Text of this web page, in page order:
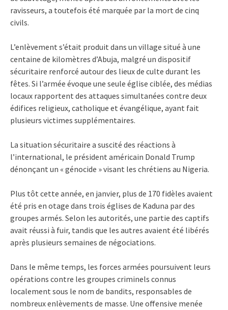
ravisseurs, a toutefois été marquée par la mort de cinq
civils.
L’enlèvement s’était produit dans un village situé à une
centaine de kilomètres d’Abuja, malgré un dispositif
sécuritaire renforcé autour des lieux de culte durant les
fêtes. Si l’armée évoque une seule église ciblée, des médias
locaux rapportent des attaques simultanées contre deux
édifices religieux, catholique et évangélique, ayant fait
plusieurs victimes supplémentaires.
La situation sécuritaire a suscité des réactions à
l’international, le président américain Donald Trump
dénonçant un « génocide » visant les chrétiens au Nigeria.
Plus tôt cette année, en janvier, plus de 170 fidèles avaient
été pris en otage dans trois églises de Kaduna par des
groupes armés. Selon les autorités, une partie des captifs
avait réussi à fuir, tandis que les autres avaient été libérés
après plusieurs semaines de négociations.
Dans le même temps, les forces armées poursuivent leurs
opérations contre les groupes criminels connus
localement sous le nom de bandits, responsables de
nombreux enlèvements de masse. Une offensive menée